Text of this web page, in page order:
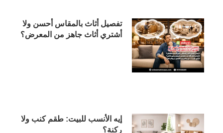
تفصيل أثاث بالمقاس أحسن ولا
أشتري أثاث جاهز من المعرض؟
إيه الأنسب للبيت: طقم كنب ولا
ركنة؟